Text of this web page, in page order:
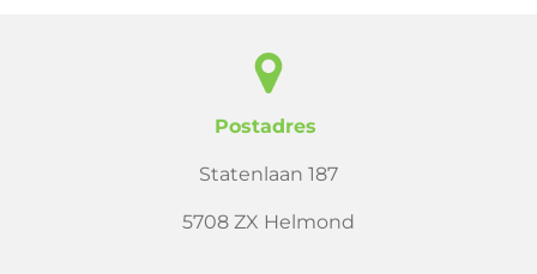
Postadres
Statenlaan 187
5708 ZX Helmond